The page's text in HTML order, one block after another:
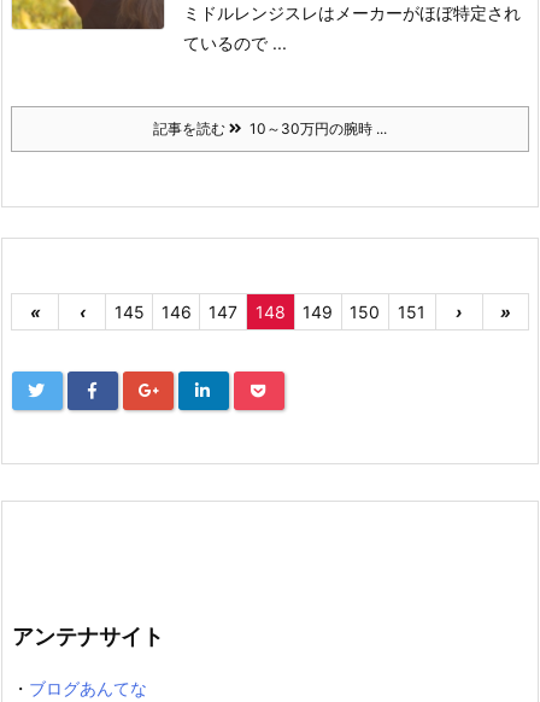
ミドルレンジスレはメーカーがほぼ特定され
ているので ...
記事を読む 10～30万円の腕時 ...
« ‹ 145 146 147 148 149 150 151 › »
アンテナサイト
・ ブログあんてな